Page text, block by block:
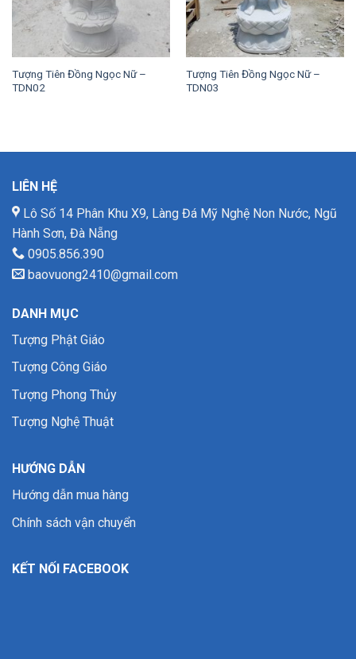
Tượng Tiên Đồng Ngọc Nữ –
TDN02
Tượng Tiên Đồng Ngọc Nữ –
TDN03
LIÊN HỆ
Lô Số 14 Phân Khu X9, Làng Đá Mỹ Nghệ Non Nước, Ngũ
Hành Sơn, Đà Nẵng
0905.856.390
baovuong2410@gmail.com
DANH MỤC
Tượng Phật Giáo
Tượng Công Giáo
Tượng Phong Thủy
Tượng Nghệ Thuật
HƯỚNG DẪN
Hướng dẫn mua hàng
Chính sách vận chuyển
KẾT NỐI FACEBOOK